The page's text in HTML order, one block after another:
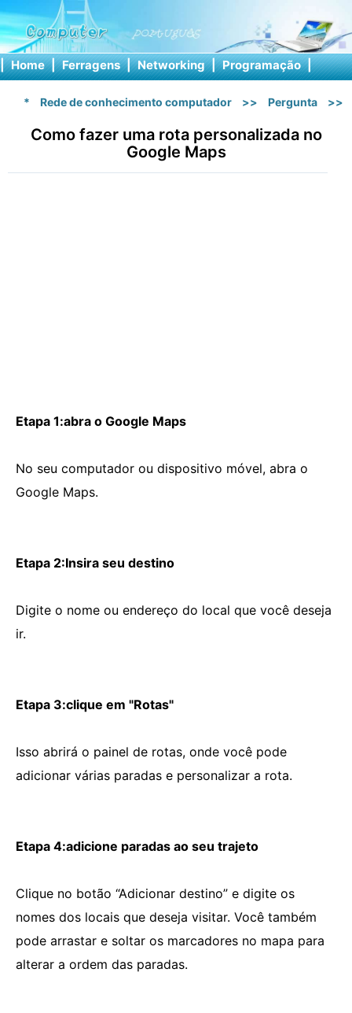
| Home | Ferragens | Networking | Programação |
* Rede de conhecimento computador >> Pergunta >>
Como fazer uma rota personalizada no
Google Maps
Etapa 1:abra o Google Maps
No seu computador ou dispositivo móvel, abra o
Google Maps.
Etapa 2:Insira seu destino
Digite o nome ou endereço do local que você deseja
ir.
Etapa 3:clique em "Rotas"
Isso abrirá o painel de rotas, onde você pode
adicionar várias paradas e personalizar a rota.
Etapa 4:adicione paradas ao seu trajeto
Clique no botão “Adicionar destino” e digite os
nomes dos locais que deseja visitar. Você também
pode arrastar e soltar os marcadores no mapa para
alterar a ordem das paradas.